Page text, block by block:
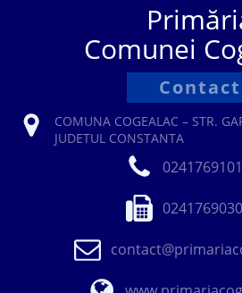
Comunei
Contact
COMUNA COGEALAC – STR.
JUDETUL CONSTANTA
0241769101
0241769030